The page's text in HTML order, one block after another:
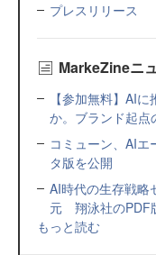
プレスリリース
MarkeZineニ
【参加無料】AI
か。ブランド起点
コミューン、AI
タ版を公開
AI時代の生存戦略
元 翔泳社のPDF
もっと読む